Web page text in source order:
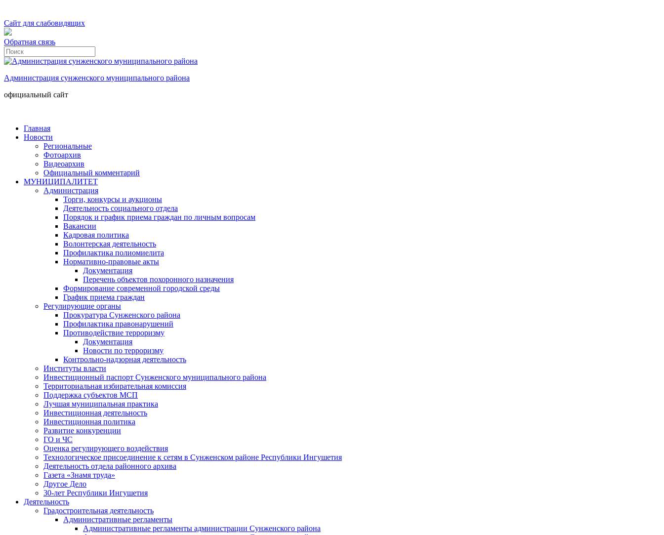
Сайт для слабовидящих
Обратная связь
Администрация сунженского муниципального района
официальный сайт
Главная
Новости
Региональные
Фотоархив
Видеоархив
Официальный комментарий
МУНИЦИПАЛИТЕТ
Администрация
Торги, конкурсы и аукционы
Деятельность социального отдела
Порядок и график приема граждан по личным вопросам
Вакансии
Кадровая политика
Волонтерская деятельность
Профилактика полиомиелита
Нормативно-правовые акты
Документация
Перечень объектов похоронного назначения
Формирование современной городской среды
График приема граждан
Регулирующие органы
Прокуратура Сунженского района
Профилактика правонарушений
Противодействие терроризму
Документация
Новости по терроризму
Контрольно-надзорная деятельность
Институты власти
Инвестиционный паспорт Сунженского муниципального района
Территориальная избирательная комиссия
Поддержка субъектов МСП
Лучшая муниципальная практика
Инвестиционная деятельность
Инвестиционная политика
Развитие конкуренции
ГО и ЧС
Оценка регулирующего воздействия
Технологическое присоединение к сетям в Сунженском районе Республики Ингушетия
Деятельность отдела районного архива
Газета «Знамя труда»
Другое Дело
30-лет Республики Ингушетия
Деятельность
Градостроительная деятельность
Административные регламенты
Административные регламенты администрации Сунженского района